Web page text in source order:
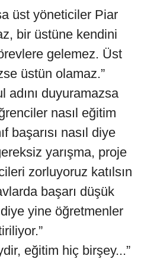
üst yöneticiler Piar
bir üstüne kendini
gelemez. Üst
üstün olamaz.”
adını duyuramazsa
nasıl eğitim
başarısı nasıl diye
yarışma, proje
zorluyoruz katılsın
başarı düşük
yine öğretmenler
eğitim hiç birşey...”